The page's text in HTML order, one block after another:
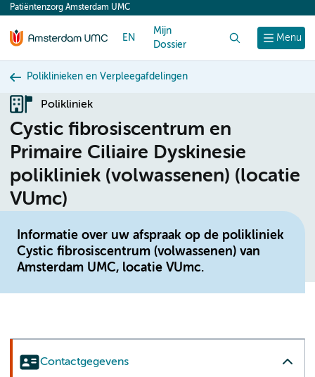
content
Menu
Patiëntenzorg Amsterdam UMC
EN
Mijn
Dossier
Poliklinieken en Verpleegafdelingen
Polikliniek
Cystic fibrosiscentrum en
Primaire Ciliaire Dyskinesie
polikliniek (volwassenen) (locatie
VUmc)
Informatie over uw afspraak op de polikliniek
Cystic fibrosiscentrum (volwassenen) van
Amsterdam UMC, locatie VUmc.
Contactgegevens